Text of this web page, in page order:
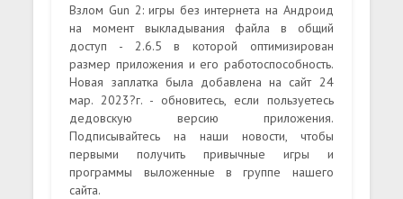
Взлом Gun 2: игры без интернета на Андроид
на момент выкладывания файла в общий
доступ - 2.6.5 в которой оптимизирован
размер приложения и его работоспособность.
Новая заплатка была добавлена на сайт 24
мар. 2023?г. - обновитесь, если пользуетесь
дедовскую версию приложения.
Подписывайтесь на наши новости, чтобы
первыми получить привычные игры и
программы выложенные в группе нашего
сайта.